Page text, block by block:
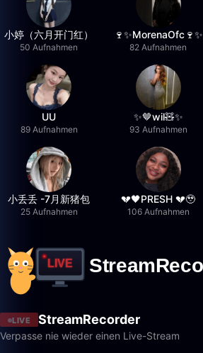
小婷（六月开门红）
50 Aufnahmen
🍷✨MorenaOfc🍷✨
82 Aufnahmen
UU
89 Aufnahmen
✨🤎wil🧸✨
93 Aufnahmen
小丢丢 -7月新猪包
25 Aufnahmen
💔🖤PRESH 💔🥹
106 Aufnahmen
LIVE StreamRecorder
Verpasse nie wieder einen Live-Stream